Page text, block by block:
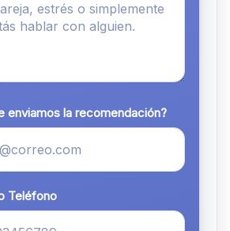
enviamos la recomendación?
Teléfono